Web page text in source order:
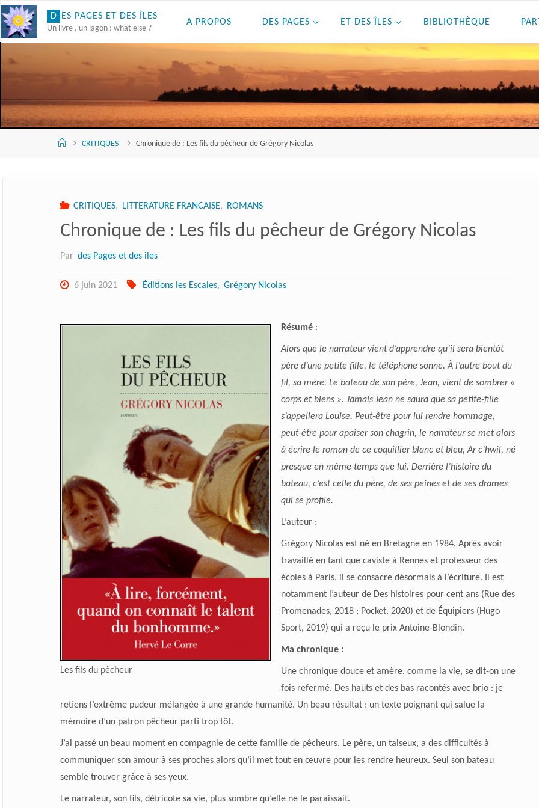
Skip
to
content
D ES PAGES ET DES LES
Un livre , un lagon : what else ?
A PROPOS DES PAGES ET DES ÎLES BIBLIOTHÈQUE
AccueilCRITIQUES Chronique de : Les fils du pêcheur de Grégory Nicolas
CRITIQUES, LITTERATURE FRANCAISE, ROMANS
Chronique de : Les fils du pêcheur de Grégory Nicolas
Par des Pages et des îles
6 juin 2021 Éditions les Escales, Grégory Nicolas
Les fils du pêcheur
Résumé:
Alors que le narrateur vient d’apprendre qu’il sera bientôt
père d’une petite fille, le téléphone sonne. À l’autre bout du
fil, sa mère. Le bateau de son père, Jean, vient de sombrer «
corps et biens ». Jamais Jean ne saura que sa petite-fille
s’appellera Louise. Peut-être pour lui rendre hommage,
peut-être pour apaiser son chagrin, le narrateur se met alors
à écrire le roman de ce coquillier blanc et bleu, Ar c’hwil, né
presque en même temps que lui. Derrière l’histoire du
bateau, c’est celle du père, de ses peines et de ses drames
qui se profile.
L’auteur:
Grégory Nicolas est né en Bretagne en 1984. Après avoir
travaillé en tant que caviste à Rennes et professeur des
écoles à Paris, il se consacre désormais à l’écriture. Il est
notamment l’auteur de Des histoires pour cent ans (Rue des
Promenades, 2018 ; Pocket, 2020) et de Équipiers (Hugo
Sport, 2019) qui a reçu le prix Antoine-Blondin.
Ma chronique :
Une chronique douce et amère, comme la vie, se dit-on une
fois refermé. Des hauts et des bas racontés avec brio : je
retiens l’extrême pudeur mélangée à une grande humanité. Un beau résultat : un texte poignant qui salue la
mémoire d’un patron pêcheur parti trop tôt.
J’ai passé un beau moment en compagnie de cette famille de pêcheurs. Le père, un taiseux, a des difficultés à
communiquer son amour à ses proches alors qu’il met tout en œuvre pour les rendre heureux. Seul son bateau
semble trouver grâce à ses yeux.
Le narrateur, son fils, détricote sa vie, plus sombre qu’elle ne le paraissait.